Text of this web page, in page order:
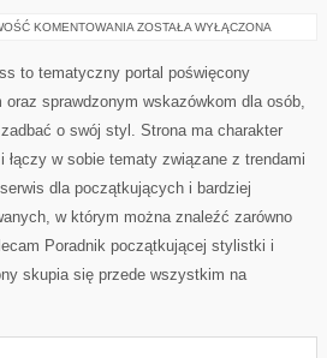
KOMENTOWANIA TRENDY
ZOSTAŁA WYŁĄCZONA
to tematyczny portal poświęcony
oraz sprawdzonym wskazówkom dla osób,
o swój styl. Strona ma charakter
łączy w sobie tematy związane z trendami
dla początkujących i bardziej
w którym można znaleźć zarówno
Poradnik początkującej stylistki i
skupia się przede wszystkim na